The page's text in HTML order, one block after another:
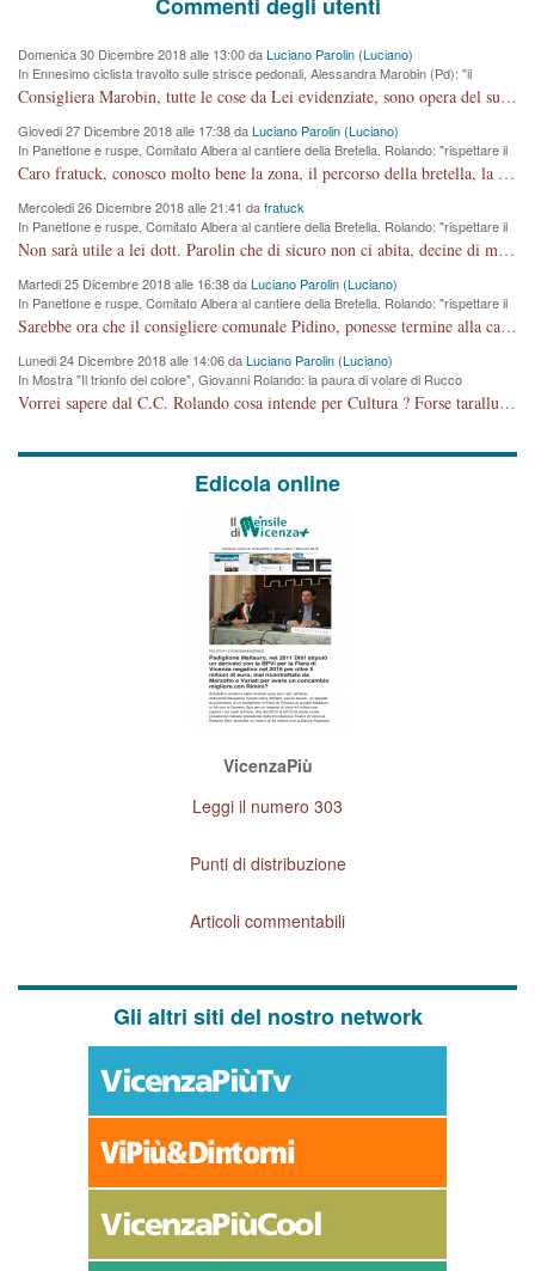
Domenica 30 Dicembre 2018 alle 13:00 daLuciano Parolin (Luciano)
In Ennesimo ciclista travolto sulle strisce pedonali, Alessandra Marobin (Pd): "il
Comune si svegli"
Consigliera Marobin, tutte le cose da Lei evidenziate, sono opera del suo ex Assessore e compagno di Partito Antonio Marco Dalla Pozza Assessore alla "progettazione" di piste ciclabili e altre porcherie. A lui manderei il conto da saldare per incidenti e danni alle persone. E' ora che "finiamola." Avete perso rassegnatevi. qui IL SINDACO RUCCO NON C'ENTRA PER NIENTE. CAPITO!!!!!!!! Amen.
Giovedi 27 Dicembre 2018 alle 17:38 daLuciano Parolin (Luciano)
In Panettone e ruspe, Comitato Albera al cantiere della Bretella. Rolando: "rispettare il
cronoprogramma"
Caro fratuck, conosco molto bene la zona, il percorso della bretella, la situazione dei cittadini, abito in Viale Trento. A partire dal 2003 ho partecipato al Comitato di Maddalene pro bretella, e a riunioni propositive per apportare modifiche al progetto. Numerose mie foto del territorio sono arrivate a Roma, altri miei interventi (non graditi dalla Sx) sono stati pubblicati dal GdV, assieme ad altri come Ciro Asproso, ora favorevole alla bretella. Ho partecipato alla raccolta firme per la chiusura della strada x 5 giorni eseguita dal Sindaco Hullwech per sforamento 180 Micro/g. Pertanto come impegno per la tematica sono apposto con la coscienza. Ora il Progetto è partito, fine! Voglio dire che la nuova Giunta "comunale" non c'entra più. L'opera sarà "malauguratamente" eseguita, ma non con il mio placet. Il Consigliere Comunale dovrebbe capire che la campagna elettorale è finita, con buona pace di tutti. Quello che invece dovrebbe interessare è la proprietà della strada, dall'uscita autostradale Ovest, sino alla Rotatoria dell'Albara, vi sono tre possessori: Autostrade SpA; La Provincia, il Comune. Come la mettiamo per il futuro ? I costi, da 50 sono saliti a 100 milioni di € come dire 20 milioni a KM (!) da non credere. Comunque si farà. Ma nessuno canti Vittoria, anzi meglio non farne un ulteriore fatto "partitico" per questioni elettorali o di seggio. Se mi manda la sua mail, sono disponibile ad inviare i documenti e le foto sopra descritte. Con ossequi, Luciano Parolin
Mercoledi 26 Dicembre 2018 alle 21:41 dafratuck
In Panettone e ruspe, Comitato Albera al cantiere della Bretella. Rolando: "rispettare il
cronoprogramma"
Non sarà utile a lei dott. Parolin che di sicuro non ci abita, decine di migliaia di TIR, automobili e padroncini che passano quotidianamente per una strada appena rotabile, non è più possibile stendere i panni, attraversare la strada senza rischiare la morte, le case stanno crepando, i tempi sono cambiati e la bretella non passerà assolutamente per maddalene (ma cosa sta a dire?!), dia invece responsabilità a chi ha costruito tagliando la strada che doveva invece terminare a isola vicentina e non al moracchino lasciando Motta di Costabissara ancora in panne di traffico. I tempi sono cambiati dottore e se l'anagrafe della vita stagna nell'essere umano impressioni conservatrici, la società non le considera perchè va avanti, si industrializza e ha bisogno di infrastrutture e di sviluppo. Ultima considerazione, se è geloso di Rolando perchè vede in lui solo campagne politiche mentre si difendono i SOLI diritti dei cittadini, la preghiamo faccia considerazioni più appropriate. Saluti e complimenti per i suoi scritti.
Martedi 25 Dicembre 2018 alle 16:38 daLuciano Parolin (Luciano)
In Panettone e ruspe, Comitato Albera al cantiere della Bretella. Rolando: "rispettare il
cronoprogramma"
Sarebbe ora che il consigliere comunale Pidino, ponesse termine alla campagna elettorale nel territorio del suo seggio Villaggio del Sole. La tiraca è iniziata, distruggerà 6 km di prateria ovest della città, ricca di fonti e sorgenti d'acqua. I cittadini di Maddalene non avranno più Pace la notte. Molta colpa per la costruzione di questa Strada è proprio del signor Rolando,dei suoi gazebo mobili e che vuol far passare questa opera VANDALICA come progetto "utile" a chi ? Non è cosa seria sig. Rolando!
Lunedi 24 Dicembre 2018 alle 14:06 daLuciano Parolin (Luciano)
In Mostra "Il trionfo del colore", Giovanni Rolando: la paura di volare di Rucco
Vorrei sapere dal C.C. Rolando cosa intende per Cultura ? Forse tarallucci, vino e sagre, o spaghetti tricolori del PD ? Il continuo (s)parlare della mostra a Palazzo Chiericati caro consigliere DANNEGGIA FORTEMENTE l'immagine della città TUTTA e fa deviare i consensi che in RUSSIA (badi bene ex U.R.S.S.) sono ECCELLENTI. A livello artistico l'evento è di alta Valenza culturale, COMPITO di Tutta la Cittadinanza fare il possibile per propagandare l'iniziativa senza farne UN CASO PARTITICO come fa Lei da sempre. Meno Gazebo + Partecipazione! E così sia. Amen.
Edicola online
VicenzaPiù
Leggi il numero 303
Punti di distribuzione
Articoli commentabili
Gli altri siti del nostro network